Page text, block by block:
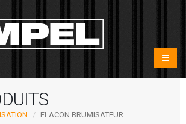
FLACON BRUMISATEUR